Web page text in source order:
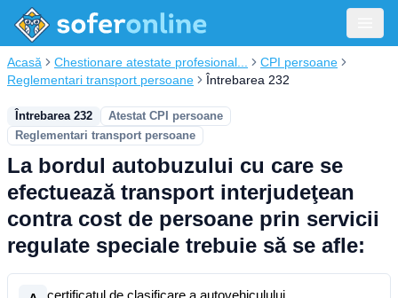
Acasă Chestionare atestate profesional...
CPI persoane
Reglementari transport persoane
Întrebarea 232
Întrebarea 232
Atestat CPI persoane
Reglementari transport persoane
La bordul autobuzului cu care se
efectuează transport interjudeţean
contra cost de persoane prin servicii
regulate speciale trebuie să se afle:
certificatul de clasificare a autovehiculului